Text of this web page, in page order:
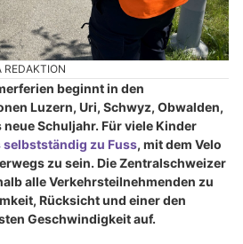
REDAKTION
beginnt in den
Luzern, Uri, Schwyz, Obwalden,
Schuljahr. Für viele Kinder
selbstständig zu Fuss, mit dem Velo
zu sein. Die Zentralschweizer
alle Verkehrsteilnehmenden zu
Rücksicht und einer den
Geschwindigkeit auf.